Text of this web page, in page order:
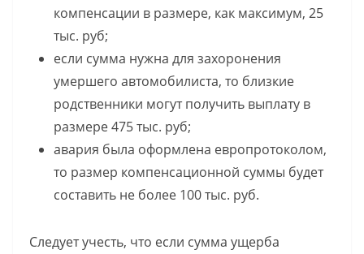
компенсации в размере, как максимум, 25
тыс. руб;
если сумма нужна для захоронения
умершего автомобилиста, то близкие
родственники могут получить выплату в
размере 475 тыс. руб;
авария была оформлена европротоколом,
то размер компенсационной суммы будет
составить не более 100 тыс. руб.
Следует учесть, что если сумма ущерба